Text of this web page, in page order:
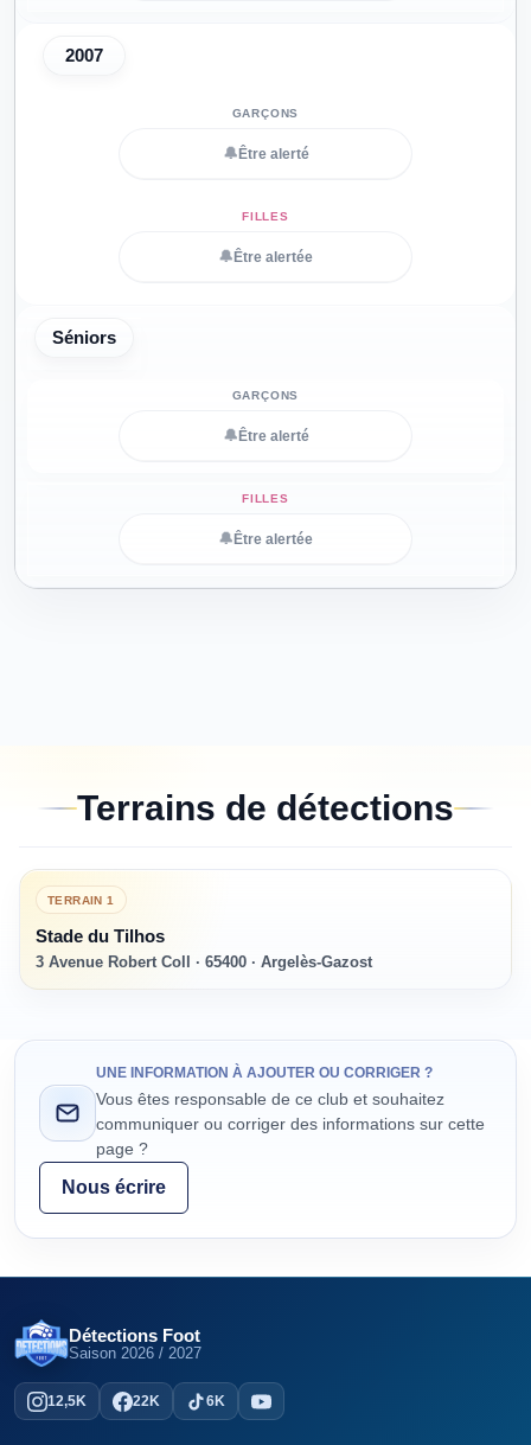
Terrains de détections
TERRAIN1
Stade du Tilhos
3 Avenue Robert Coll · 65400 · Argelès-Gazost
2007
🔔 Être alerté
🔔 Être alertée
Séniors
🔔 Être alerté
🔔 Être alertée
UNE INFORMATION À AJOUTER OU CORRIGER ?
Vous êtes responsable de ce club et souhaitez
communiquer ou corriger des informations sur cette
page ?
Nous écrire
Détections Foot
Saison 2026 / 2027
12,5K 22K 6K